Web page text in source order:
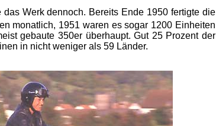
Werk dennoch. Bereits Ende 1950 fertigte die
monatlich, 1951 waren es sogar 1200 Einheiten
gebaute 350er überhaupt. Gut 25 Prozent der
in nicht weniger als 59 Länder.